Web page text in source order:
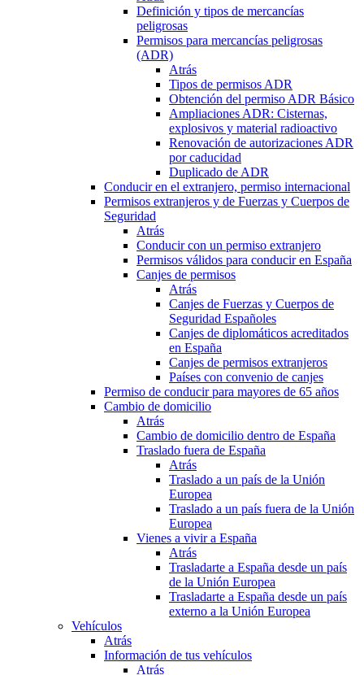
Definición y tipos de mercancías
peligrosas
Permisos para mercancías peligrosas
(ADR)
Atrás
Tipos de permisos ADR
Obtención del permiso ADR Básico
Ampliaciones ADR: Cisternas,
explosivos y material radioactivo
Renovación de autorizaciones ADR
por caducidad
Duplicado de ADR
Conducir en el extranjero, permiso internacional
Permisos extranjeros y de Fuerzas y Cuerpos de
Seguridad
Atrás
Conducir con un permiso extranjero
Permisos válidos para conducir en España
Canjes de permisos
Atrás
Canjes de Fuerzas y Cuerpos de
Seguridad Españoles
Canjes de diplomáticos acreditados
en España
Canjes de permisos extranjeros
Países con convenio de canjes
Permiso de conducir para mayores de 65 años
Cambio de domicilio
Atrás
Cambio de domicilio dentro de España
Traslado fuera de España
Atrás
Traslado a un país de la Unión
Europea
Traslado a un país fuera de la Unión
Europea
Vienes a vivir a España
Atrás
Trasladarte a España desde un país
de la Unión Europea
Trasladarte a España desde un país
externo a la Unión Europea
Vehículos
Atrás
Información de tus vehículos
Atrás